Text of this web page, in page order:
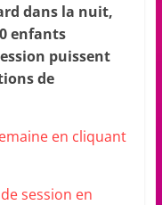
dans la nuit,
enfants
puissent
de
en cliquant
session en